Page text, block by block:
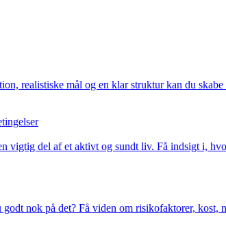
realistiske mål og en klar struktur kan du
vigtig del af et aktivt og sundt liv. Få indsigt i,
nok på det? Få viden om risikofaktorer,